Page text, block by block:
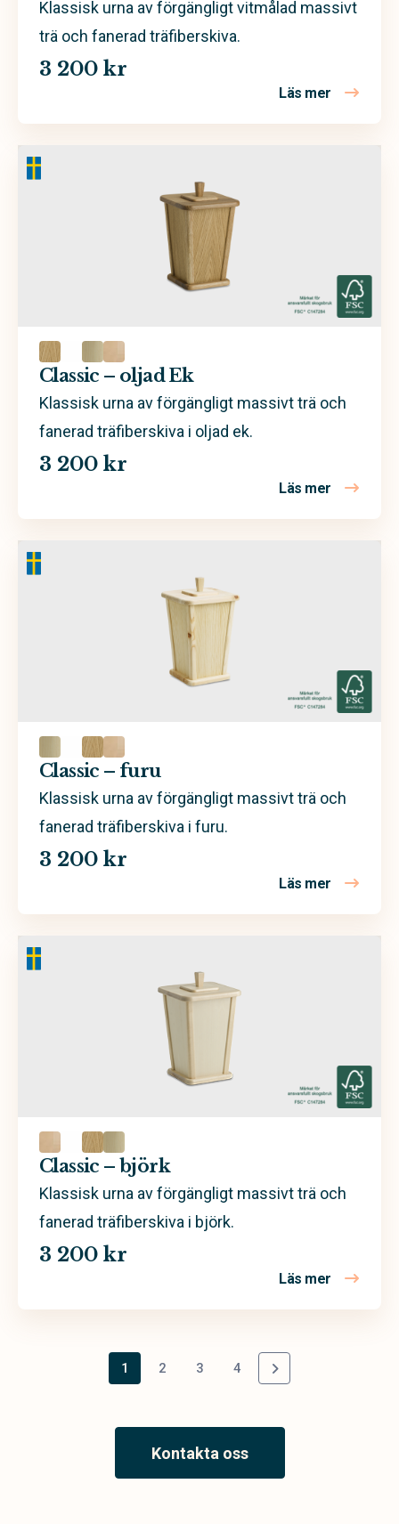
Klassisk urna av förgängligt vitmålad massivt
trä och fanerad träfiberskiva.
3 200 kr
Läs mer om
Classic – oljad Ek
Klassisk urna av förgängligt massivt trä och
fanerad träfiberskiva i oljad ek.
3 200 kr
Läs mer om
Classic – furu
Klassisk urna av förgängligt massivt trä och
fanerad träfiberskiva i furu.
3 200 kr
Läs mer om
Classic – björk
Klassisk urna av förgängligt massivt trä och
fanerad träfiberskiva i björk.
3 200 kr
Läs mer om
1 2 3 4
Kontakta oss